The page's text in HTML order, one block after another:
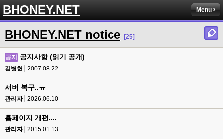
BHONEY.NET Menu
BHONEY.NET notice [25]
공지 공지사항 (읽기 공개)
김병헌 2007.08.22
서버 복구..ㅠ
관리자 2026.06.10
홈페이지 개편....
관리자 2015.01.13